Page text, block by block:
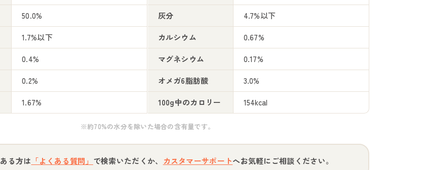
50.0% 灰分 4.7%以下
1.7%以下 カルシウム 0.67%
0.4% マグネシウム 0.17%
0.2% オメガ6脂肪酸 3.0%
1.67% 100g中のカロリー 154kcal
※約70%の水分を除いた場合の含有量です。
る方は 「よくある質問」 で検索いただくか、 カスタマーサポートへお気軽にご相談ください。